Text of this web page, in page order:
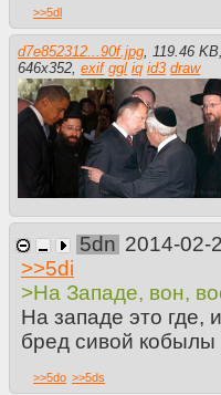
>>5dl
d7e852312...90f.jpg, 119.46 KB,
646x352, exif ggl iq id3 draw
5dn 2014-02-
>>5di
>На Западе, вон,
На западе это где,
бред сивой кобылы
>>5do >>5ds